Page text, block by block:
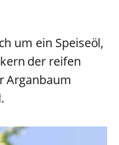
um ein Speiseöl,
der reifen
Arganbaum